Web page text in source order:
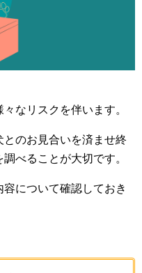
なリスクを伴います。
のお見合いを済ませ終
べることが大切です。
について確認しておき